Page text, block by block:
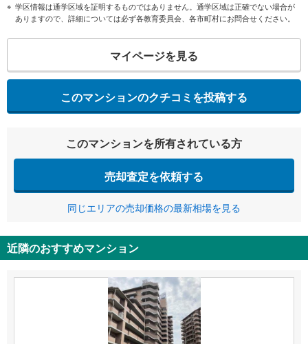
学区情報は通学区域を証明するものではありません。通学区域は正確でない場合が
ありますので、詳細については必ず各教育委員会、各市町村にお問合せください。
マイページを見る
このマンションのクチコミを投稿する
このマンションを所有されている方
売却査定を依頼する
同じエリアの売却価格の最新相場を見る
近隣のおすすめマンション